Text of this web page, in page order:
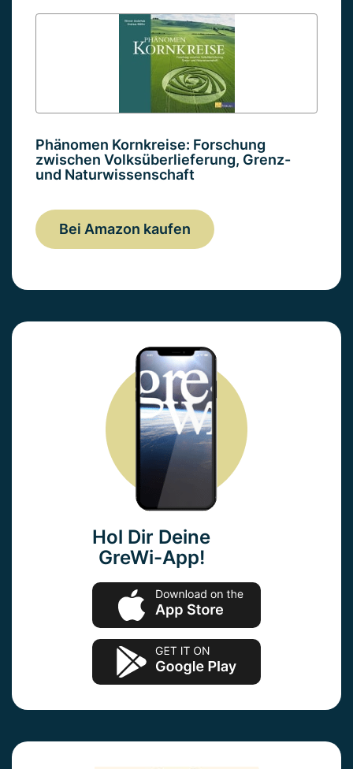
Phänomen Kornkreise: Forschung
zwischen Volksüberlieferung, Grenz-
und Naturwissenschaft
Bei Amazon kaufen
Hol Dir Deine
GreWi-App!